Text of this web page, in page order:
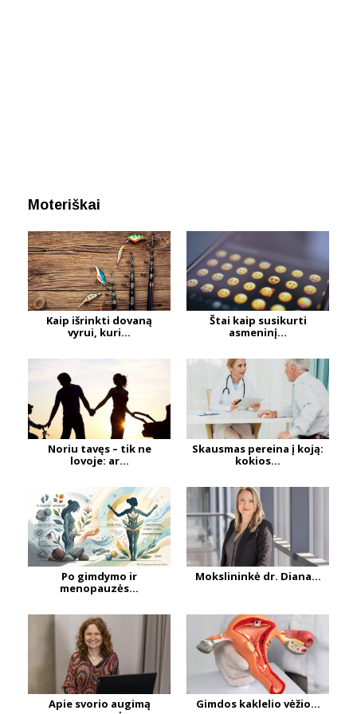
Moteriškai
Kaip išrinkti dovaną
vyrui, kuri...
Štai kaip susikurti
asmeninį...
Noriu tavęs – tik ne
lovoje: ar...
Skausmas pereina į koją:
kokios...
Po gimdymo ir
menopauzės...
Mokslininkė dr. Diana...
Apie svorio augimą
Gimdos kaklelio vėžio...